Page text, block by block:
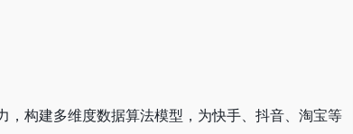
构建多维度数据算法模型，为快手、抖音、淘宝等